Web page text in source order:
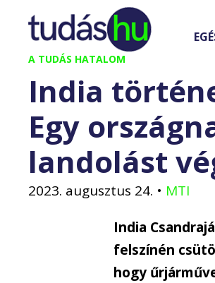
Kilépés
tartalomba
A TUDÁS HATALOM
India
Egy
landolást
2023. augusztus 24. • MTI
India
felszínén
hogy